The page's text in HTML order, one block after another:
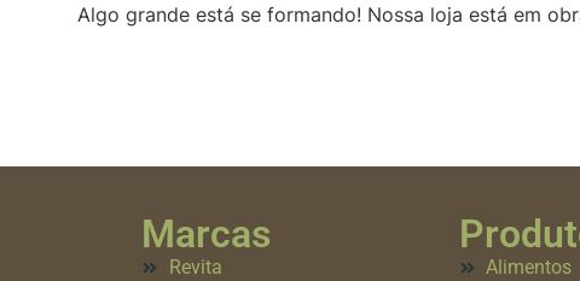
Algo grande está se formando! Nossa loja está em
Marcas
Revita
Alimentos